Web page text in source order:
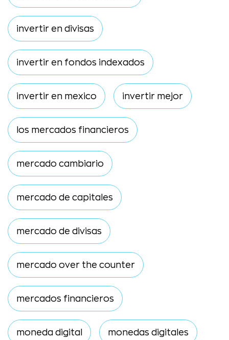
invertir en divisas
invertir en fondos indexados
invertir en mexico invertir mejor
los mercados financieros
mercado cambiario
mercado de capitales
mercado de divisas
mercado over the counter
mercados financieros
moneda digital monedas digitales